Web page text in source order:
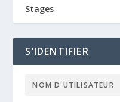
Stages
S’IDENTIFIER